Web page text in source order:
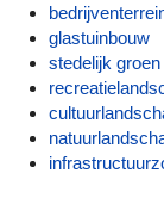
glastuinbouw
stedelijk groen